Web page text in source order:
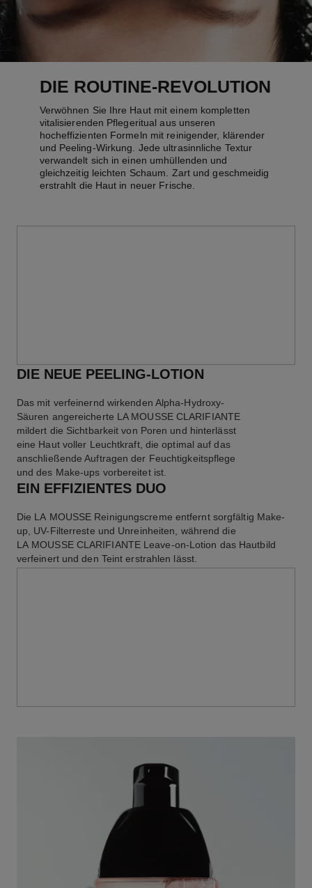
DIE ROUTINE-REVOLUTION
Verwöhnen Sie Ihre Haut mit einem kompletten
vitalisierenden Pflegeritual aus unseren
hocheffizienten Formeln mit reinigender, klärender
und Peeling-Wirkung. Jede ultrasinnliche Textur
verwandelt sich in einen umhüllenden und
gleichzeitig leichten Schaum. Zart und geschmeidig
erstrahlt die Haut in neuer Frische.
DIE NEUE PEELING-LOTION
Das mit verfeinernd wirkenden Alpha-Hydroxy-
Säuren angereicherte LA MOUSSE CLARIFIANTE
mildert die Sichtbarkeit von Poren und hinterlässt
eine Haut voller Leuchtkraft, die optimal auf das
anschließende Auftragen der Feuchtigkeitspflege
und des Make-ups vorbereitet ist.
EIN EFFIZIENTES DUO
Die LA MOUSSE Reinigungscreme entfernt sorgfältig Make-
up, UV-Filterreste und Unreinheiten, während die
LA MOUSSE CLARIFIANTE Leave-on-Lotion das Hautbild
verfeinert und den Teint erstrahlen lässt.